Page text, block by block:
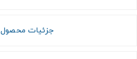
جزئیات محصول